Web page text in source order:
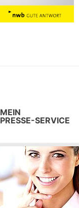
MEIN
PRESSE-SERVICE